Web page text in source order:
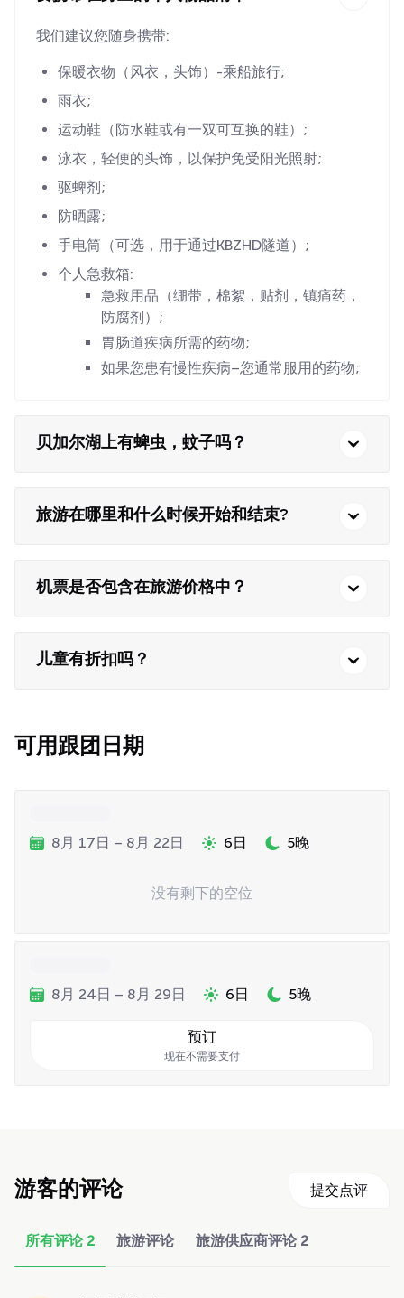
我们建议您随身携带:
保暖衣物（风衣，头饰）-乘船旅行;
雨衣;
运动鞋（防水鞋或有一双可互换的鞋）;
泳衣，轻便的头饰，以保护免受阳光照射;
驱蜱剂;
防晒露;
手电筒（可选，用于通过KBZHD隧道）;
个人急救箱:
急救用品（绷带，棉絮，贴剂，镇痛药，
防腐剂）;
胃肠道疾病所需的药物;
如果您患有慢性疾病–您通常服用的药物;
贝加尔湖上有蜱虫，蚊子吗？
旅游在哪里和什么时候开始和结束?
机票是否包含在旅游价格中？
儿童有折扣吗？
可用跟团日期
8月 17日 – 8月 22日 6日 5晚
没有剩下的空位
8月 24日 – 8月 29日 6日 5晚
预订
现在不需要支付
游客的评论 提交点评
所有评论 2 旅游评论 旅游供应商评论 2